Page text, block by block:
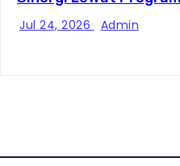
Jul 24, 2026 Admin